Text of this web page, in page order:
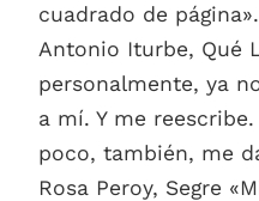
cuadrado de página».
Antonio Iturbe, Qué
personalmente, ya
a mí. Y me
poco, también, me
Rosa Peroy, Segre